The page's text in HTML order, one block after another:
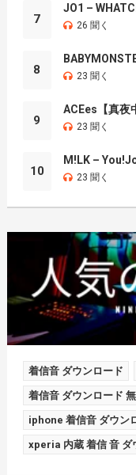
7
JO1 –
26 聞く
8 23 聞く
9
ACEes【真夜
23 聞く
10
M!LK –
23 聞く
着信音 ダウンロード
着信音 ダウンロード
iphone 着信音 ダウン
xperia 内蔵 着信 音 ダ